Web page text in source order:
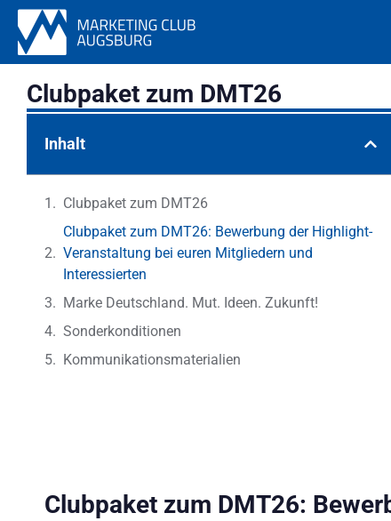
Clubpaket zum DMT26
Inhalt
Clubpaket zum DMT26
Clubpaket zum DMT26: Bewerbung der Highlight-
Veranstaltung bei euren Mitgliedern und
Interessierten
Marke Deutschland. Mut. Ideen. Zukunft!
Sonderkonditionen
Kommunikationsmaterialien
Clubpaket zum DMT26: